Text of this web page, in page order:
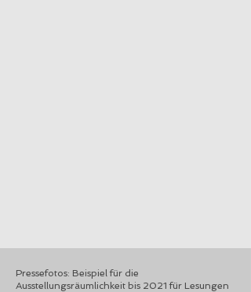
Pressefotos: Beispiel für die
Ausstellungsräumlichkeit bis 2021 für Lesungen